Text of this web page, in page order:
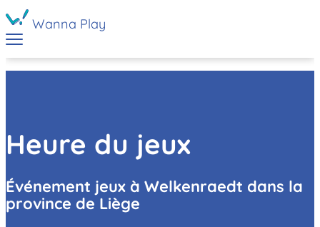
Wanna Play
Heure du jeux
Événement jeux à Welkenraedt dans la
province de Liège